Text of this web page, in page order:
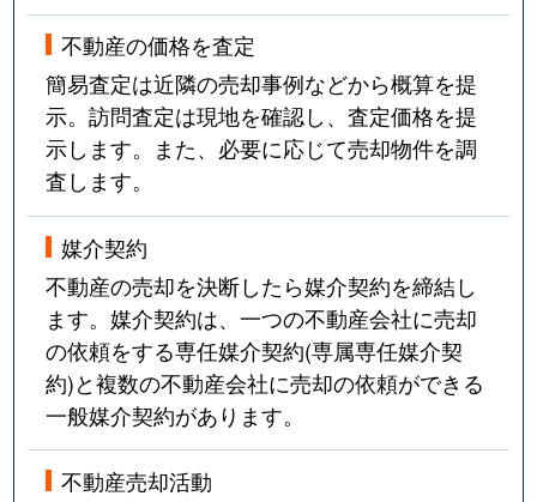
不動産の価格を査定
簡易査定は近隣の売却事例などから概算を提
示。訪問査定は現地を確認し、査定価格を提
示します。また、必要に応じて売却物件を調
査します。
媒介契約
不動産の売却を決断したら媒介契約を締結し
ます。媒介契約は、一つの不動産会社に売却
の依頼をする専任媒介契約(専属専任媒介契
約)と複数の不動産会社に売却の依頼ができる
一般媒介契約があります。
不動産売却活動